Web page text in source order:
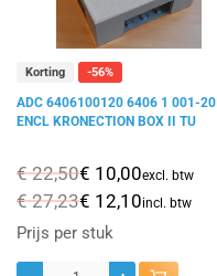
Korting -56%
ADC 6406100120 6406 1 001-20
ENCL KRONECTION BOX II TU
€ 22,50€ 10,00excl. btw
€ 27,23€ 12,10incl. btw
Prijs per stuk